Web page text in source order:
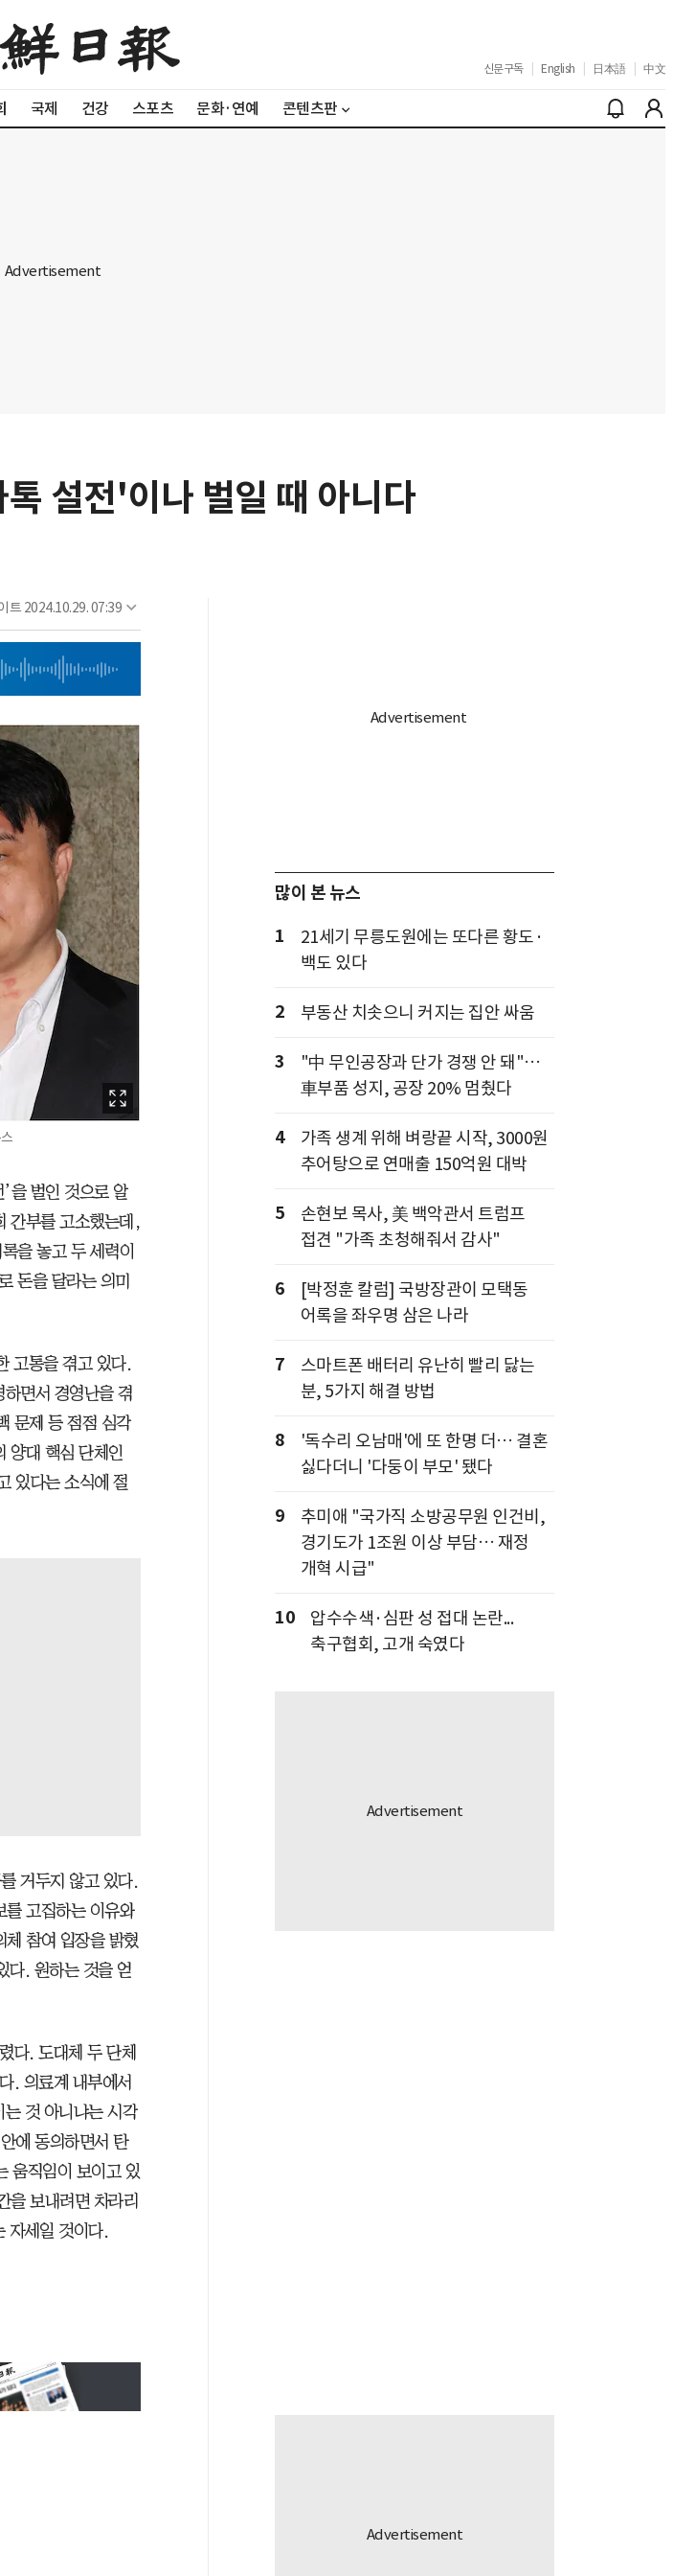
신문구독 English 日本語 中文
국제 건강 스포츠 문화·연예 콘텐츠판
설전'이나 벌일 때 아니다
트 2024.10.29. 07:39
을 벌인 것으로 알
간부를 고소했는데,
을 놓고 두 세력이
돈을 달라는 의미
고통을 겪고 있다.
면서 경영난을 겪
문제 등 점점 심각
양대 핵심 단체인
있다는 소식에 절
거두지 않고 있다.
를 고집하는 이유와
참여 입장을 밝혔
다. 원하는 것을 얻
다. 도대체 두 단체
. 의료계 내부에서
것 아니냐는 시각
에 동의하면서 탄
움직임이 보이고 있
을 보내려면 차라리
자세일 것이다.
많이 본 뉴스
1
21세기 무릉도원에는 또다른 황도·
백도 있다
2 부동산 치솟으니 커지는 집안 싸움
3
"中 무인공장과 단가 경쟁 안 돼"…
車부품 성지, 공장 20% 멈췄다
4
가족 생계 위해 벼랑끝 시작, 3000원
추어탕으로 연매출 150억원 대박
5
손현보 목사, 美 백악관서 트럼프
접견 "가족 초청해줘서 감사"
6
[박정훈 칼럼] 국방장관이 모택동
어록을 좌우명 삼은 나라
7
스마트폰 배터리 유난히 빨리 닳는
분, 5가지 해결 방법
8
'독수리 오남매'에 또 한명 더… 결혼
싫다더니 '다둥이 부모' 됐다
9
추미애 "국가직 소방공무원 인건비,
경기도가 1조원 이상 부담… 재정
개혁 시급"
10
압수수색·심판 성 접대 논란...
축구협회, 고개 숙였다